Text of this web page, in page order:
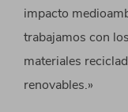
impacto
trabajamos con
materiales
renovables.»